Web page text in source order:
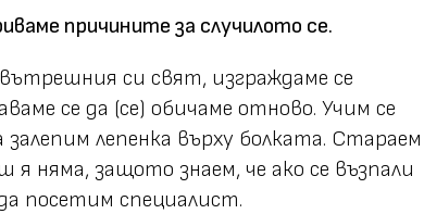
причините за случилото се.
си свят, изграждаме се
се да (се) обичаме отново. Учим се
лепенка върху болката. Стараем
я няма, защото знаем, че ако се възпали
посетим специалист.